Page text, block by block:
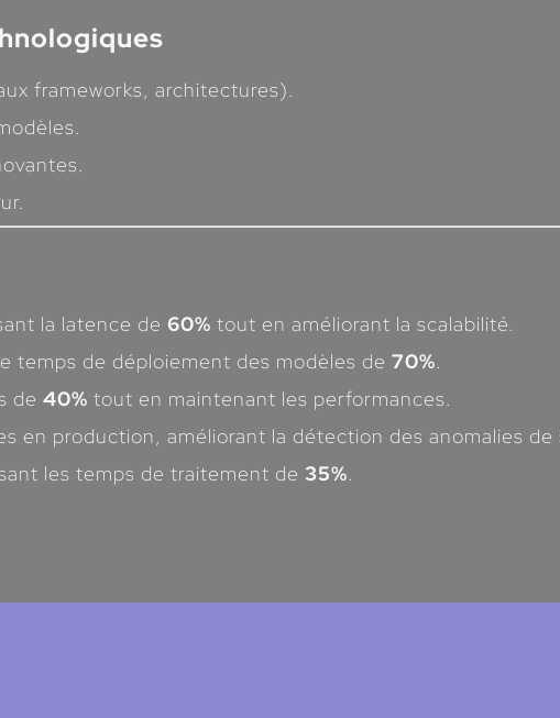
frameworks, architectures).
la latence de 60% tout en améliorant la scalabilité.
temps de déploiement des modèles de 70%.
de 40% tout en maintenant les performances.
en production, améliorant la détection des anomalies de
les temps de traitement de 35%.